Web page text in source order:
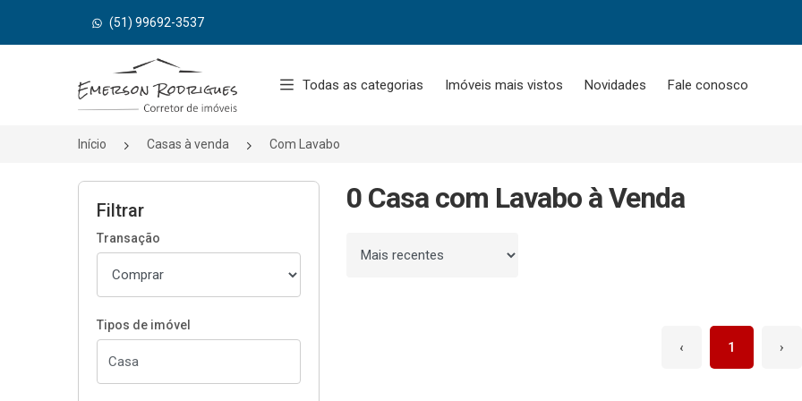
(51) 99692-3537
Página inicial
Todas as categorias Imóveis mais vistos Novidades Fale conosco
Início Casas à venda Com Lavabo
Filtrar
Transação
Tipos de imóvel
0 Casa com Lavabo à Venda
Ordenar por
‹ 1 ›